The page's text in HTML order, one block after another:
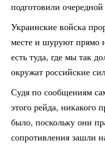
подготовили
Украинские войска
месте и шуруют прямо
есть туда, где мы так
окружат российские
Судя по сообщениям
этого рейда, никакого
было, поскольку они
сопротивления зашли